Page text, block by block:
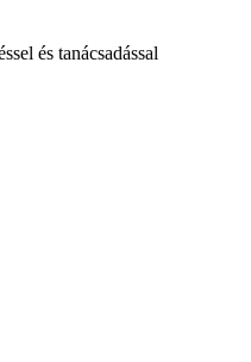
és tanácsadással